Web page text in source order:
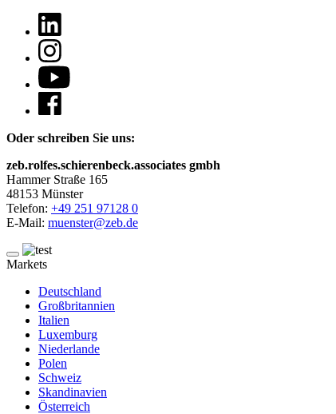
Oder schreiben Sie uns:
zeb.rolfes.schierenbeck.associates gmbh
Hammer Straße 165
48153 Münster
Telefon: +49 251 97128 0
E-Mail: muenster@zeb.de
Markets
Deutschland
Großbritannien
Italien
Luxemburg
Niederlande
Polen
Schweiz
Skandinavien
Österreich